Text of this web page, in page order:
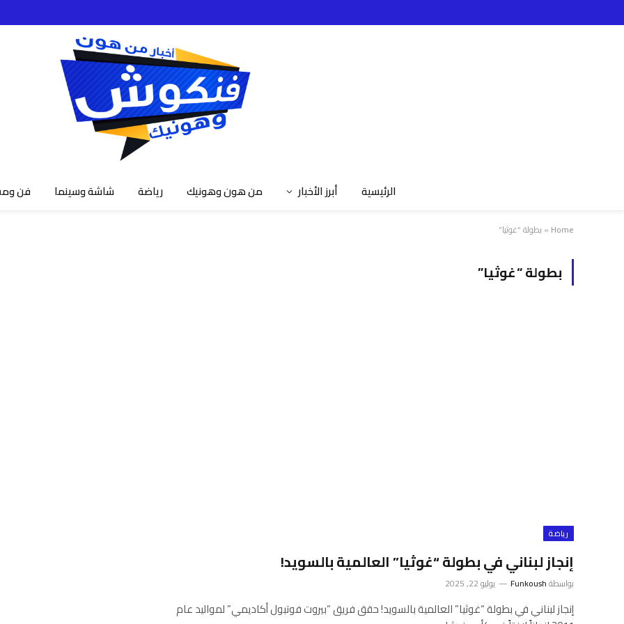
الرئيسية أبرز الأخبار من هون وهونيك رياضة شاشة وسينما فن
Home
» بطولة “غوثيا”
بطولة “غوثيا”
رياضة
إنجاز لبناني في بطولة “غوثيا” العالمية بالسويد!
بواسطةFunkoush يوليو 22, 2025
إنجاز لبناني في بطولة “غوثيا” العالمية بالسويد! حقق فريق “بيروت فوتبول أكاديمي” لمواليد عام